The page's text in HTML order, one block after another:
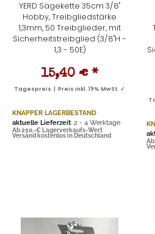
YERD Sägekette 35cm 3/8"
Hobby, Treibgliedstärke
1,3mm, 50 Treibglieder, mit
Sicherheitstreibglied (3/8"H -
1,3 - 50E)
15,40 € *
Tagespreis | Preis inkl. 19% MwSt. ✓
KNAPPER LAGERBESTAND
aktuelle Lieferzeit: 2 - 4 Werktage
Ab 250,-€ Lagerverkaufs-Wert
Versand kostenlos in Deutschland